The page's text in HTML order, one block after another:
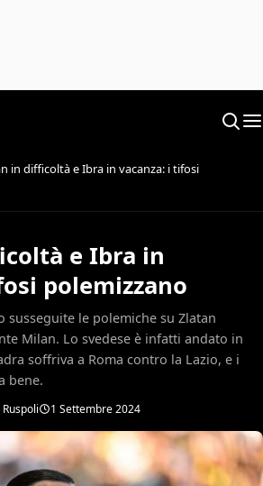
in difficoltà e Ibra in vacanza: i tifosi
e Ibra in
polemizzano
susseguite le polemiche su Zlatan
Milan. Lo svedese è infatti andato in
soffriva a Roma contro la Lazio, e i
bene.
1 Settembre 2024